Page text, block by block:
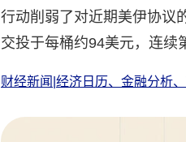
行动削弱了对近期美伊协议
交投于每桶约94美元，连续
财经新闻|经济日历、金融分析